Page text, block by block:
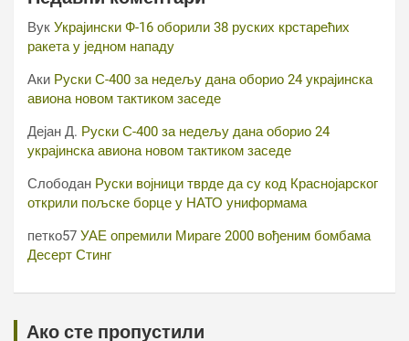
Вук Украјински Ф-16 оборили 38 руских крстарећих
ракета у једном нападу
Аки Руски С-400 за недељу дана оборио 24 украјинска
авиона новом тактиком заседе
Дејан Д. Руски С-400 за недељу дана оборио 24
украјинска авиона новом тактиком заседе
Слободан Руски војници тврде да су код Краснојарског
открили пољске борце у НАТО униформама
петко57 УАЕ опремили Мираге 2000 вођеним бомбама
Десерт Стинг
Ако сте пропустили